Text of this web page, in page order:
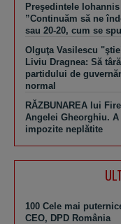
Preşedintele
”Continuăm să ne
sau 20-20, cum se
Olguţa Vasilescu
Liviu Dragnea: Să
partidului de
normal
RĂZBUNAREA lui
Angelei Gheorghiu.
impozite neplătite
100 Cele mai
CEO, DPD România